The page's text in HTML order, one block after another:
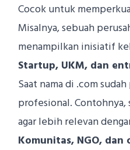
Cocok untuk
Misalnya, sebuah
menampilkan inisiatif
Startup, UKM, dan
Saat nama di .com
profesional.
agar lebih relevan
Komunitas, NGO, dan